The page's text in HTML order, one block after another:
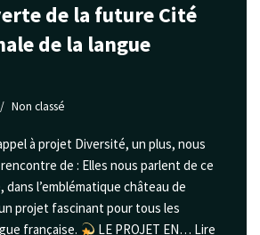
de la future Cité
de la langue
Non classé
à projet Diversité, un plus, nous
de : Elles nous parlent de ce
dans l’emblématique château de
projet fascinant pour tous les
française.
​ LE PROJET EN… Lire